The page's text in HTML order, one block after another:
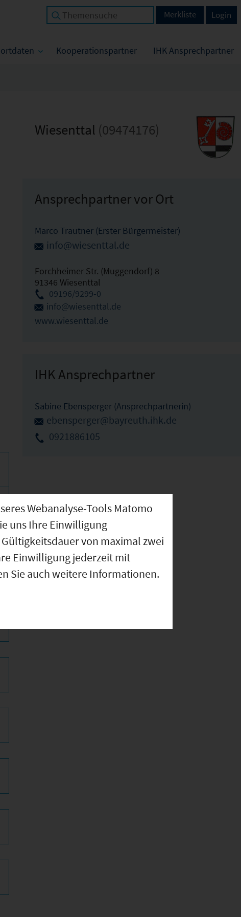
Kooperationspartner IHK Ansprechpartner
Login
Merkliste
Wiesenttal (09474176)
Ansprechpartner vor Ort
Marco Trautner (Erster Bürgermeister)
info@wiesenttal.de
Forchheimer Str. (Muggendorf) 8
91346 Wiesenttal
09196/9299-0
info@wiesenttal.de
www.wiesenttal.de
IHK Ansprechpartner
Sabine Ebensperger (Ansprechpartnerin)
ebensperger@bayreuth.ihk.de
0921886105
Webanalyse-Tools Matomo
uns Ihre Einwilligung
von maximal zwei
Einwilligung jederzeit mit
Sie auch weitere Informationen.